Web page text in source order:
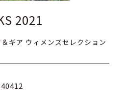
2021
ギア ウィメンズセレクション